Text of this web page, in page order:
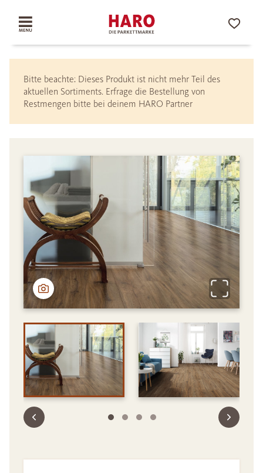
Bitte beachte: Dieses Produkt ist nicht mehr Teil des
aktuellen Sortiments. Erfrage die Bestellung von
Restmengen bitte bei deinem HARO Partner